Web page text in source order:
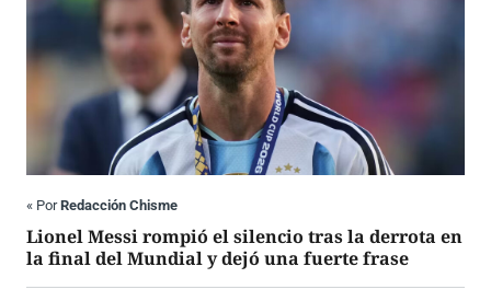
« PorRedacción Chisme
Lionel Messi rompió el silencio tras la derrota en
la final del Mundial y dejó una fuerte frase